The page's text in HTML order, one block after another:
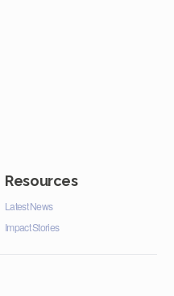
Resources
Latest News
Impact Stories